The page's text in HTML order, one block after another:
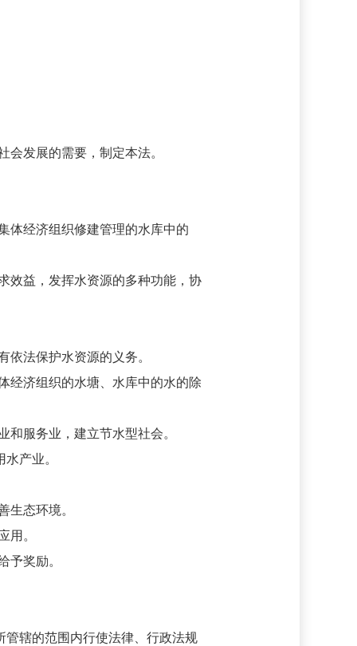
发展的需要，制定本法。
经济组织修建管理的水库中的
益，发挥水资源的多种功能，协
法保护水资源的义务。
济组织的水塘、水库中的水的除
服务业，建立节水型社会。
产业。
态环境。
。
奖励。
辖的范围内行使法律、行政法规